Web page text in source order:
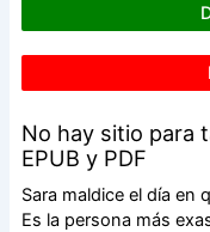
No hay sitio para
EPUB y PDF
Sara maldice el día en
Es la persona más